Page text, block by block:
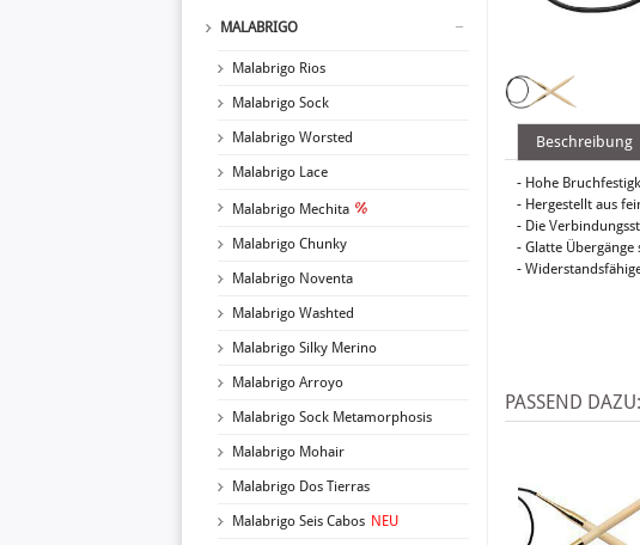
MALABRIGO
Malabrigo Rios
Malabrigo Sock
Malabrigo Worsted
Malabrigo Lace
Malabrigo Mechita
Malabrigo Chunky
Malabrigo Noventa
Malabrigo Washted
Malabrigo Silky Merino
Malabrigo Arroyo
Malabrigo Sock Metamorphosis
Malabrigo Mohair
Malabrigo Dos Tierras
Malabrigo Seis Cabos NEU
Beschreibung
- Hohe
- Hergestellt aus
- Die
- Glatte
-
PASSEND DAZU: